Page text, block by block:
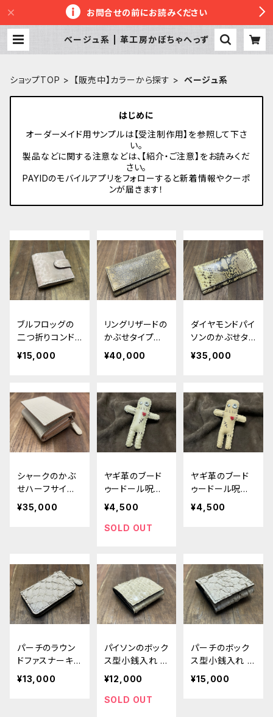
お問合せの前にお読みください
ベージュ系 | 革工房かぼちゃへっず
ショップTOP 【販売中】カラーから探す ベージュ系
はじめに
オーダーメイド用サンプルは【受注制作用】を参照して下さ
い。
製品などに関する注意などは、【紹介・ご注意】をお読みくだ
さい。
PAYIDのモバイルアプリをフォローすると新着情報やクーポ
ンが届きます！
ブルフロッグの
二つ折りコンド
ームケース ver.
¥15,000
リングリザードの
かぶせタイプの
紳士長財布ver.
¥40,000
ダイヤモンドパイ
ソンのかぶせタ
イプの紳士長財
布ver.2
¥35,000
シャークのかぶ
せハーフサイズ
ウォレット
¥35,000
ヤギ革のブード
ゥードール呪物
くん（艶）
¥4,500
SOLD OUT
ヤギ革のブード
ゥードール呪物
くん（マット）
¥4,500
パーチのラウン
ドファスナーキ
ーケース
¥13,000
パイソンのボック
ス型小銭入れ ty
peＡ
¥12,000
SOLD OUT
パーチのボック
ス型小銭入れ ty
peA
¥15,000